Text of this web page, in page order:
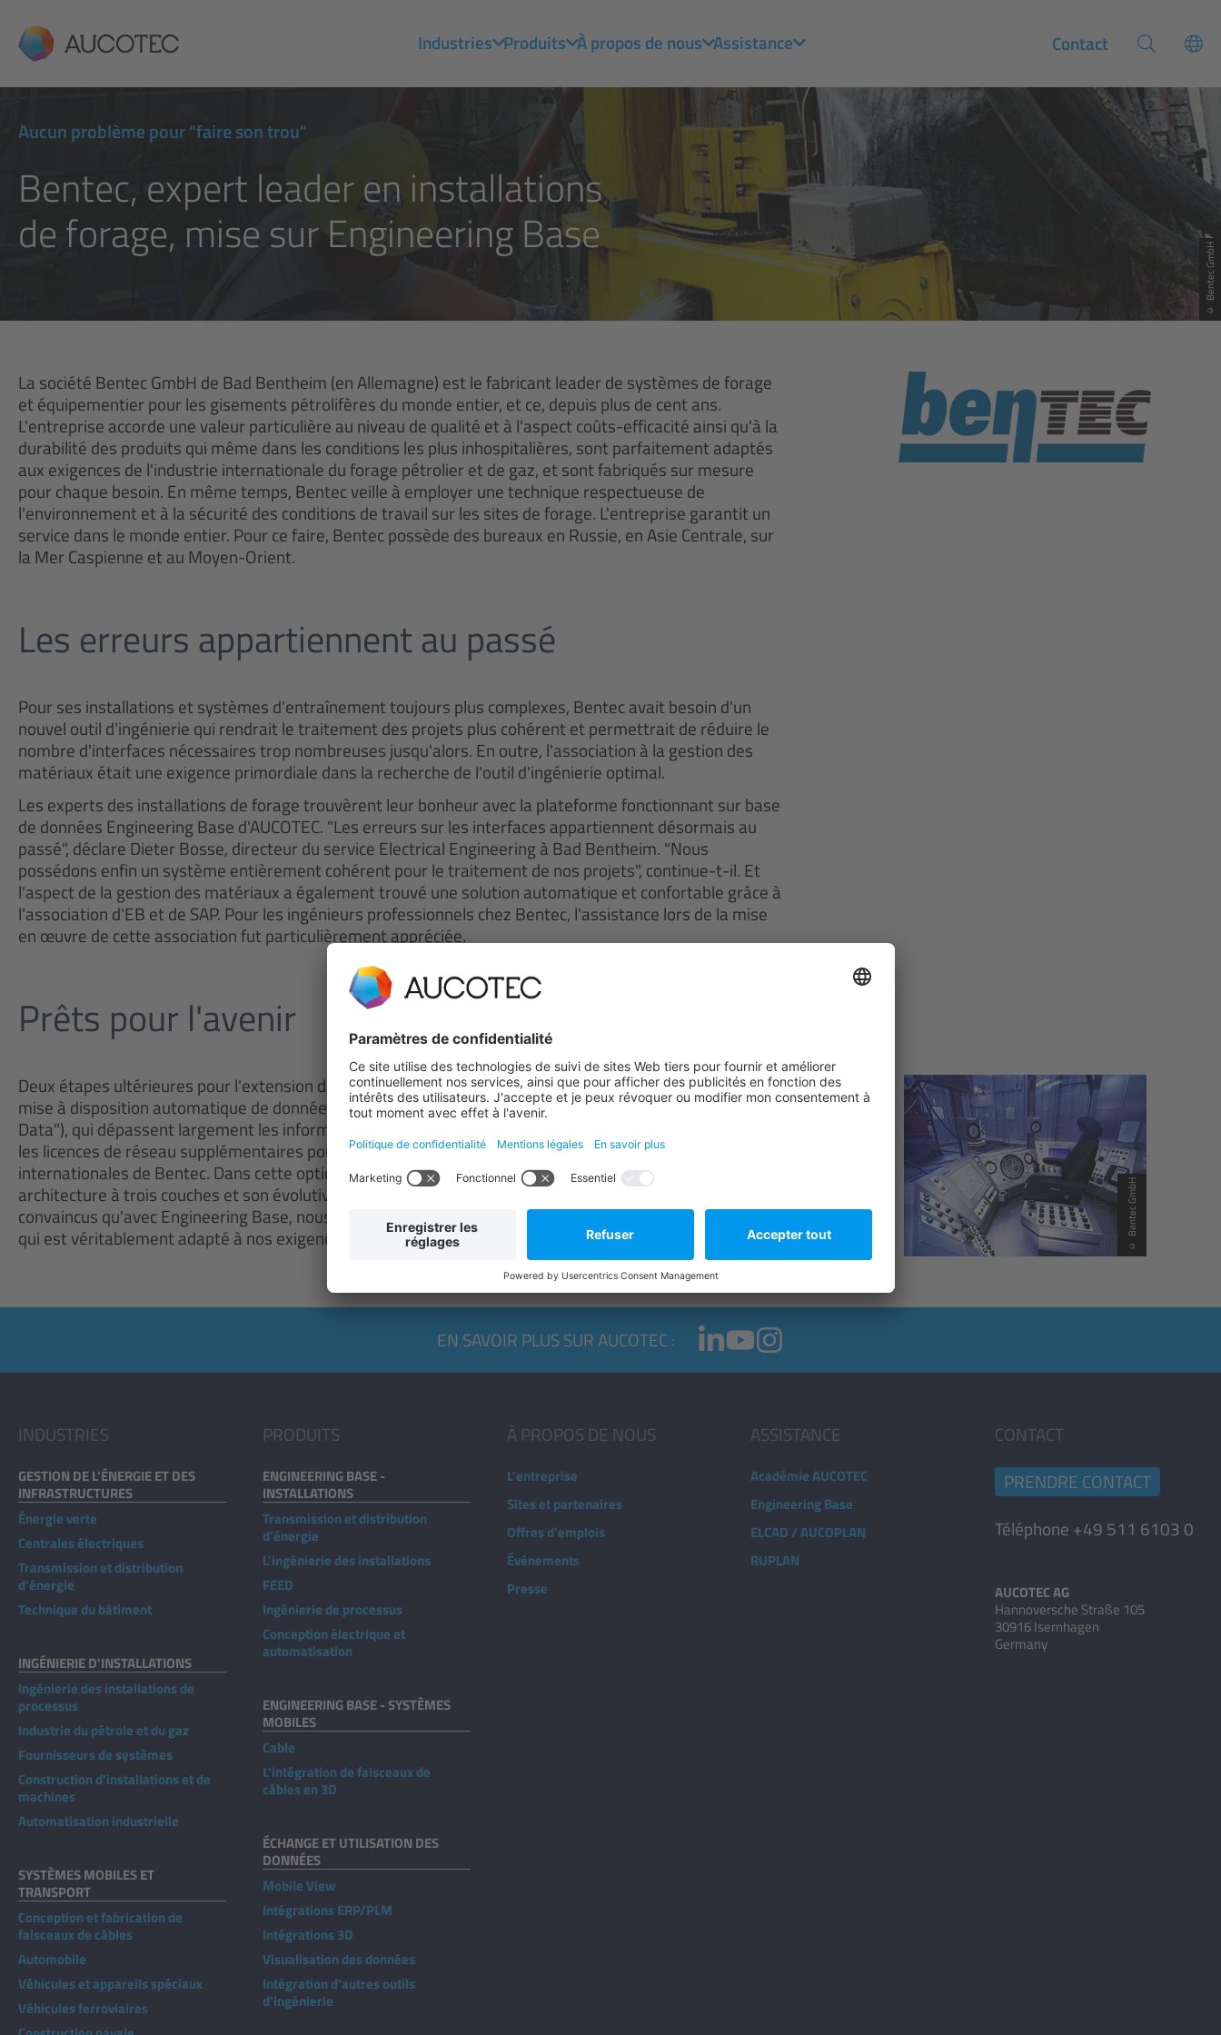
AUCOTEC Industries Produits À propos de nous Assistance Contact
© Bentec GmbH
Aucun problème pour "faire son trou"
Bentec, expert leader en installations
de forage, mise sur Engineering Base
La société Bentec GmbH de Bad Bentheim (en Allemagne) est le fabricant leader de systèmes de forage
et équipementier pour les gisements pétrolifères du monde entier, et ce, depuis plus de cent ans.
L'entreprise accorde une valeur particulière au niveau de qualité et à l'aspect coûts-efficacité ainsi qu'à la
durabilité des produits qui même dans les conditions les plus inhospitalières, sont parfaitement adaptés
aux exigences de l'industrie internationale du forage pétrolier et de gaz, et sont fabriqués sur mesure
pour chaque besoin. En même temps, Bentec veille à employer une technique respectueuse de
l'environnement et à la sécurité des conditions de travail sur les sites de forage. L'entreprise garantit un
service dans le monde entier. Pour ce faire, Bentec possède des bureaux en Russie, en Asie Centrale, sur
la Mer Caspienne et au Moyen-Orient.
Les erreurs appartiennent au passé
Pour ses installations et systèmes d'entraînement toujours plus complexes, Bentec avait besoin d'un
nouvel outil d'ingénierie qui rendrait le traitement des projets plus cohérent et permettrait de réduire le
nombre d'interfaces nécessaires trop nombreuses jusqu'alors. En outre, l'association à la gestion des
matériaux était une exigence primordiale dans la recherche de l'outil d'ingénierie optimal.
Les experts des installations de forage trouvèrent leur bonheur avec la plateforme fonctionnant sur base
de données Engineering Base d'AUCOTEC. "Les erreurs sur les interfaces appartiennent désormais au
passé", déclare Dieter Bosse, directeur du service Electrical Engineering à Bad Bentheim. "Nous
possédons enfin un système entièrement cohérent pour le traitement de nos projets", continue-t-il. Et
l'aspect de la gestion des matériaux a également trouvé une solution automatique et confortable grâce à
l'association d'EB et de SAP. Pour les ingénieurs professionnels chez Bentec, l'assistance lors de la mise
en œuvre de cette association fut particulièrement appréciée.
Prêts pour l'avenir
Deux étapes ultérieures pour l'extension de l'utilisation d'EB sont déjà prévues : la première concerne la
mise à disposition automatique de données complémentaires de fabricants et de fournisseurs, ("Vendor
Data"), qui dépassent largement les informations de maintenance habituelles. Le second point concerne
les licences de réseau supplémentaires pour le traitement prévu des documents d'EB par les filiales
internationales de Bentec. Dans cette optique, EB offre les conditions requises optimales avec son
architecture à trois couches et son évolutivité en matière de langues et de standards. "Nous sommes
convaincus qu'avec Engineering Base, nous possédons un système parfaitement orienté vers l'avenir et
qui est véritablement adapté à nos exigences croissantes", résume Dieter Bosse.
© Bentec GmbH
EN SAVOIR PLUS SUR AUCOTEC :
INDUSTRIES
GESTION DE L'ÉNERGIE ET DES
INFRASTRUCTURES
Énergie verte
Centrales électriques
Transmission et distribution
d'énergie
Technique du bâtiment
INGÉNIERIE D'INSTALLATIONS
Ingénierie des installations de
processus
Industrie du pétrole et du gaz
Fournisseurs de systèmes
Construction d'installations et de
machines
Automatisation industrielle
SYSTÈMES MOBILES ET
TRANSPORT
Conception et fabrication de
faisceaux de câbles
Automobile
Véhicules et appareils spéciaux
Véhicules ferroviaires
PRODUITS
ENGINEERING BASE -
INSTALLATIONS
Transmission et distribution
d'énergie
L'ingénierie des installations
FEED
Ingénierie de processus
Conception électrique et
automatisation
ENGINEERING BASE - SYSTÈMES
MOBILES
Cable
L'intégration de faisceaux de
câbles en 3D
ÉCHANGE ET UTILISATION DES
DONNÉES
Mobile View
Intégrations ERP/PLM
Intégrations 3D
Visualisation des données
Intégration d'autres outils
d'ingénierie
À PROPOS DE NOUS
L'entreprise
Sites et partenaires
Offres d'emplois
Événements
Presse
ASSISTANCE
Académie AUCOTEC
Engineering Base
ELCAD / AUCOPLAN
RUPLAN
CONTACT
PRENDRE CONTACT
Téléphone +49 511 6103 0
AUCOTEC AG
Hannoversche Straße 105
30916 Isernhagen
Germany